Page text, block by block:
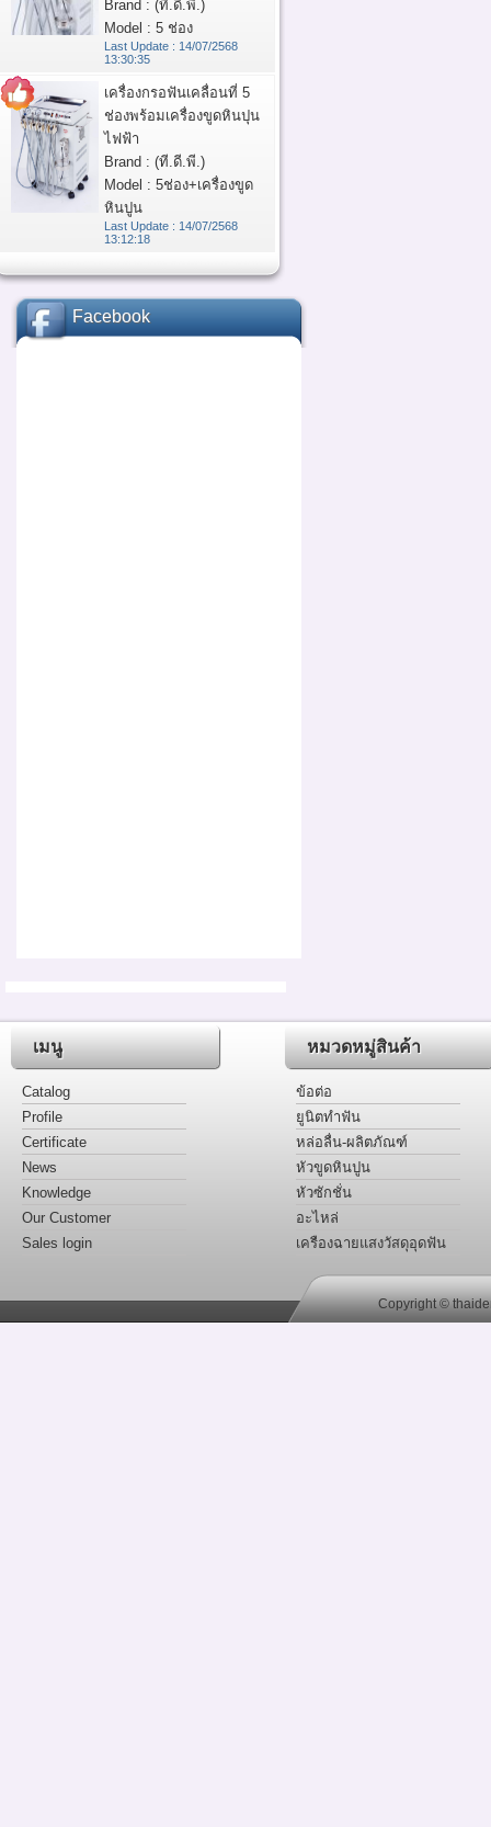
Brand : (ที.ดี.พี.)
Model : 5 ช่อง
Last Update : 14/07/2568
13:30:35
เครื่องกรอฟันเคลื่อนที่ 5
ช่องพร้อมเครื่องขูดหินปุน
ไฟฟ้า
Brand : (ที.ดี.พี.)
Model : 5ช่อง+เครื่องขูด
หินปูน
Last Update : 14/07/2568
13:12:18
Facebook
เมนู
Catalog
Profile
Certificate
News
Knowledge
Our Customer
Sales login
หมวดหมู่สินค้า
ข้อต่อ
ยูนิตทำฟัน
หล่อลื่น-ผลิตภัณฑ์
หัวขูดหินปูน
หัวซักชั่น
อะไหล่
เครืองฉายแสงวัสดุอุดฟัน
Copyright ©